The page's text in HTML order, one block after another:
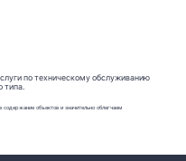
по техническому обслуживанию
типа.
объектов и значительно облегчаем